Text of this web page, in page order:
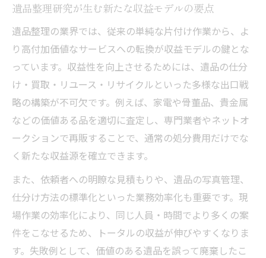
遺品整理で押さえたいトラブル回避策とは
遺品整理で捨ててはいけない品の見極め方
遺品勝手に処分された事例に学ぶ注意点
生前契約トラブルを防ぐ遺品整理の事前対
策
遺品整理現場で多いトラブルとその予防法
家族間の合意形成に役立つ遺品整理の進め
遺品整理成功のカギは適切な仕分けルール
導入
口コミに学ぶ遺品整理現場の実践ポイント
遺品整理の効率アップに役立つ事前準備法
遺品整理研究が生む新たな収益モデルの要点
遺品整理の業界では、従来の単純な片付け作業から、よ
り高付加価値なサービスへの転換が収益モデルの鍵とな
っています。収益性を向上させるためには、遺品の仕分
け・買取・リユース・リサイクルといった多様な出口戦
略の構築が不可欠です。例えば、家電や骨董品、貴金属
などの価値ある品を適切に査定し、専門業者やネットオ
ークションで再販することで、通常の処分費用だけでな
く新たな収益源を確立できます。
また、依頼者への明瞭な見積もりや、遺品の写真管理、
仕分け方法の標準化といった業務効率化も重要です。現
場作業の効率化により、同じ人員・時間でより多くの案
件をこなせるため、トータルの収益が伸びやすくなりま
す。失敗例として、価値のある遺品を誤って廃棄したこ